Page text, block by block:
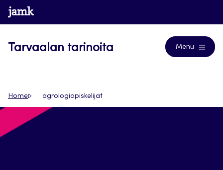
Siirry
suoraan
www.jamk.fi
Tarvaalan tarinoita Menu
Home agrologiopiskelijat